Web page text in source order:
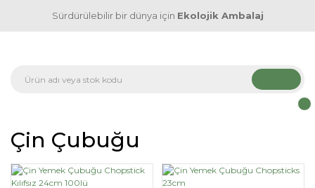
Sürdürülebilir bir dünya için Ekolojik Ambalaj
Çin Çubuğu